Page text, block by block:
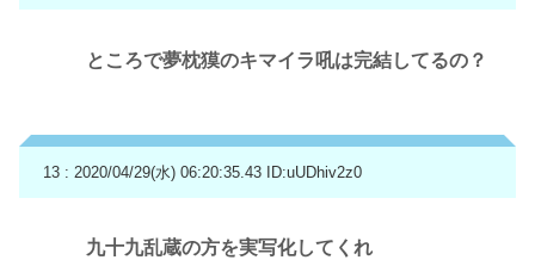
ところで夢枕獏のキマイラ吼は完結してるの？
13 : 2020/04/29(水) 06:20:35.43 ID:uUDhiv2z0
九十九乱蔵の方を実写化してくれ